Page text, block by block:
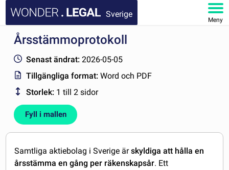
Sverige
Meny
STARTSIDA
DOKUMENT
FAQ
MITT KONTO
Årsstämmoprotokoll
Senast ändrat: 2026-05-05
Tillgängliga format:Word och PDF
Storlek: 1 till 2 sidor
Fyll i mallen
Samtliga aktiebolag i Sverige ärskyldiga att hålla en
årsstämma en gång per räkenskapsår. Ett